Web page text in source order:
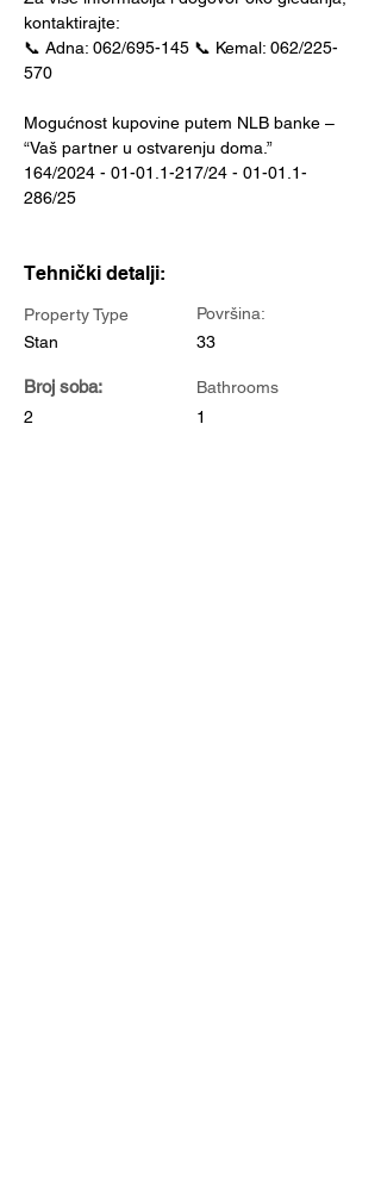
kontaktirajte:
📞 Adna: 062/695-145 📞 Kemal: 062/225-
570
Mogućnost kupovine putem NLB banke –
“Vaš partner u ostvarenju doma.”
164/2024 - 01-01.1-217/24 - 01-01.1-
286/25
Tehnički detalji:
Property Type
Stan
Broj soba:
2
Površina:
33
Bathrooms
1